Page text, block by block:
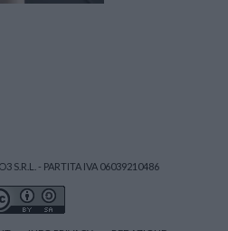
S.R.L. - PARTITA IVA 06039210486